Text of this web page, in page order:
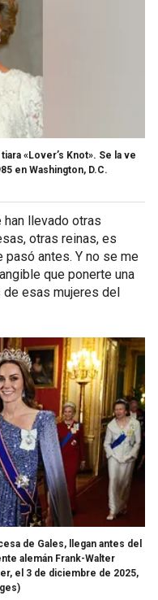
«Lover’s Knot». Se la ve
en Washington, D.C.
han llevado otras
otras reinas, es
pasó antes. Y no se me
que ponerte una
esas mujeres del
de Gales, llegan antes del
alemán Frank-Walter
el 3 de diciembre de 2025,